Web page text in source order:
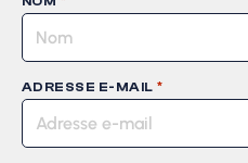
ADRESSE E-MAIL *